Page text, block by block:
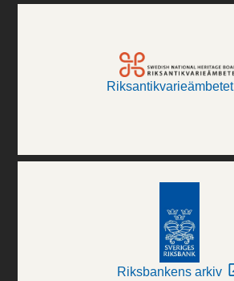
Riksantikvarieämbetet
Riksbankens arkiv